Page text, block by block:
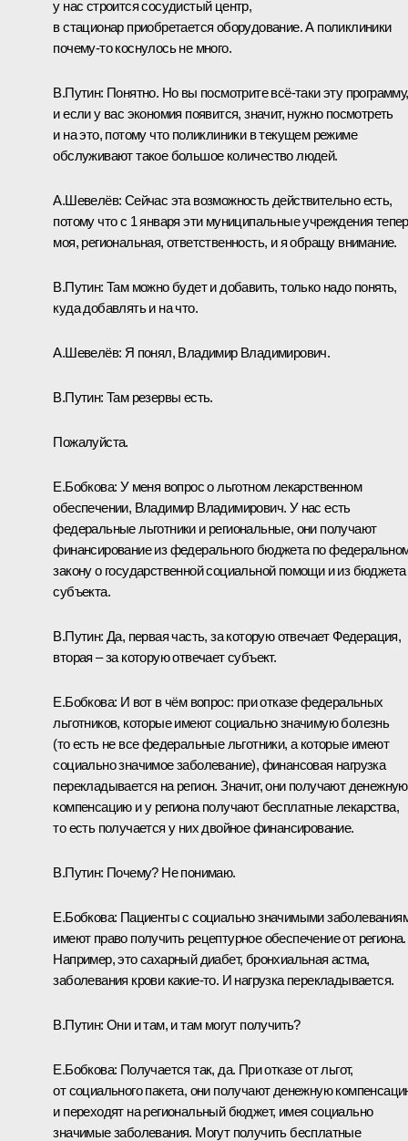
у нас строится сосудистый центр,
в стационар приобретается оборудование. А поликлиники
почему‑то коснулось не много.
В.Путин: Понятно. Но вы посмотрите всё‑таки эту программу,
и если у вас экономия появится, значит, нужно посмотреть
и на это, потому что поликлиники в текущем режиме
обслуживают такое большое количество людей.
А.Шевелёв: Сейчас эта возможность действительно есть,
потому что с 1 января эти муниципальные учреждения
моя, региональная, ответственность, и я обращу внимание.
В.Путин: Там можно будет и добавить, только надо понять,
куда добавлять и на что.
А.Шевелёв: Я понял, Владимир Владимирович.
В.Путин: Там резервы есть.
Пожалуйста.
Е.Бобкова: У меня вопрос о льготном лекарственном
обеспечении, Владимир Владимирович. У нас есть
федеральные льготники и региональные, они получают
финансирование из федерального бюджета по
закону о государственной социальной помощи и из бюджета
субъекта.
В.Путин: Да, первая часть, за которую отвечает Федерация,
вторая – за которую отвечает субъект.
Е.Бобкова: И вот в чём вопрос: при отказе федеральных
льготников, которые имеют социально значимую болезнь
(то есть не все федеральные льготники, а которые имеют
социально значимое заболевание), финансовая нагрузка
перекладывается на регион. Значит, они получают денежную
компенсацию и у региона получают бесплатные лекарства,
то есть получается у них двойное финансирование.
В.Путин: Почему? Не понимаю.
Е.Бобкова: Пациенты с социально значимыми
имеют право получить рецептурное обеспечение от региона.
Например, это сахарный диабет, бронхиальная астма,
заболевания крови какие‑то. И нагрузка перекладывается.
В.Путин: Они и там, и там могут получить?
Е.Бобкова: Получается так, да. При отказе от льгот,
от социального пакета, они получают денежную
и переходят на региональный бюджет, имея социально
значимые заболевания. Могут получить бесплатные